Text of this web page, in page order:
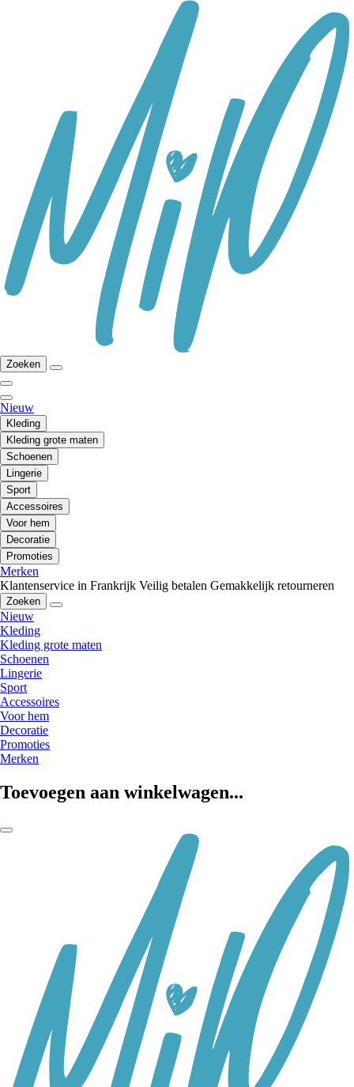
Zoeken
Nieuw
Kleding
Kleding grote maten
Schoenen
Lingerie
Sport
Accessoires
Voor hem
Decoratie
Promoties
Merken
Klantenservice in Frankrijk Veilig betalen Gemakkelijk retourneren
Zoeken
Nieuw
Kleding
Kleding grote maten
Schoenen
Lingerie
Sport
Accessoires
Voor hem
Decoratie
Promoties
Merken
Toevoegen aan winkelwagen...